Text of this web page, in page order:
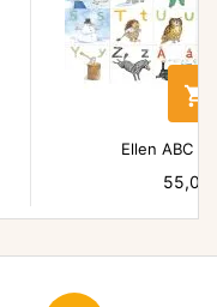

Ellen ABC
Pris
55,00